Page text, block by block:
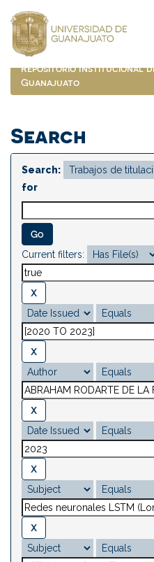
navigation
Repositorio Institucional
Guanajuato
Search
Search:
for
Current filters: